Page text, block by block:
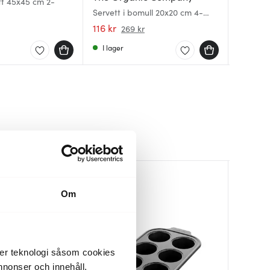
Om
teknologi såsom cookies
och innehåll,
Servett i bomull 20x20 cm 4-
pack dark green
116 kr 269 kr
I lager